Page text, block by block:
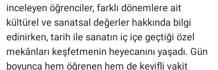
inceleyen öğrenciler, farklı dönemlere ait
kültürel ve sanatsal değerler hakkında bilgi
edinirken, tarih ile sanatın iç içe geçtiği özel
mekânları keşfetmenin heyecanını yaşadı. Gün
boyunca hem öğrenen hem de keyifli vakit